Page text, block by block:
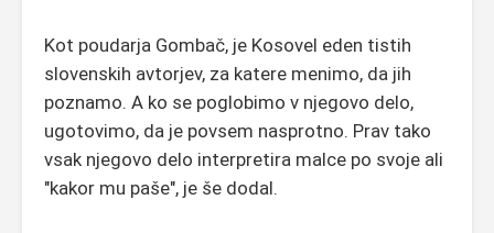
Kot poudarja Gombač, je Kosovel eden tistih
slovenskih avtorjev, za katere menimo, da jih
poznamo. A ko se poglobimo v njegovo delo,
ugotovimo, da je povsem nasprotno. Prav tako
vsak njegovo delo interpretira malce po svoje ali
"kakor mu paše", je še dodal.